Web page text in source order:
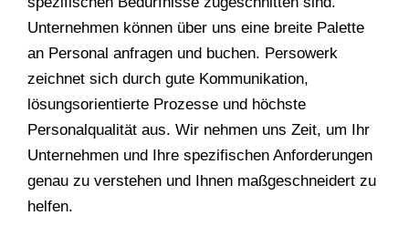
Unternehmen können über uns eine breite Palette
an Personal anfragen und buchen. Persowerk
zeichnet sich durch gute Kommunikation,
lösungsorientierte Prozesse und höchste
Personalqualität aus. Wir nehmen uns Zeit, um Ihr
Unternehmen und Ihre spezifischen Anforderungen
genau zu verstehen und Ihnen maßgeschneidert zu
helfen.